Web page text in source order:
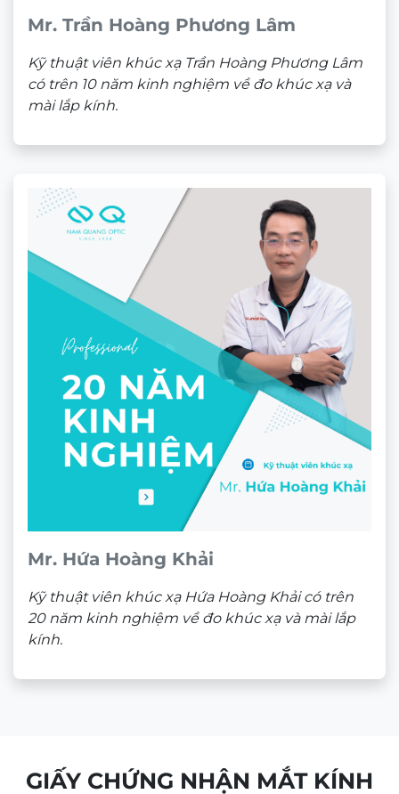
Mr. Trần Hoàng Phương Lâm
Kỹ thuật viên khúc xạ Trần Hoàng Phương Lâm
có trên 10 năm kinh nghiệm về đo khúc xạ và
mài lắp kính.
Mr. Hứa Hoàng Khải
Kỹ thuật viên khúc xạ Hứa Hoàng Khải có trên
20 năm kinh nghiệm về đo khúc xạ và mài lắp
kính.
GIẤY CHỨNG NHẬN MẮT KÍNH